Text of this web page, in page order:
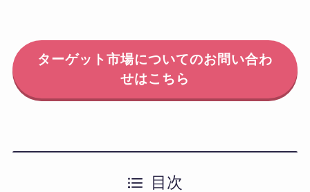
ターゲット市場についてのお問い合わ
せはこちら
目次